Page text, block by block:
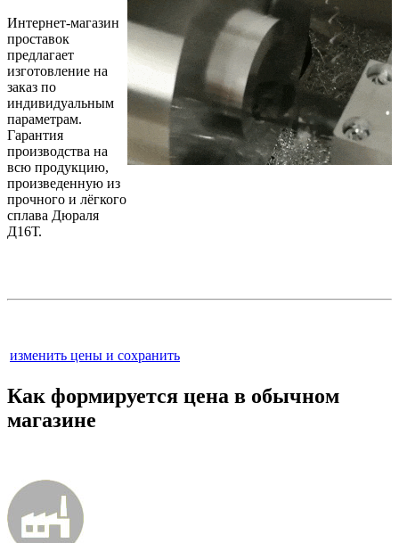
Интернет-магазин
проставок
предлагает
изготовление на
заказ по
индивидуальным
параметрам.
Гарантия
производства на
всю продукцию,
произведенную из
прочного и лёгкого
сплава Дюраля
Д16Т.
изменить цены и сохранить
Как формируется цена в обычном
магазине